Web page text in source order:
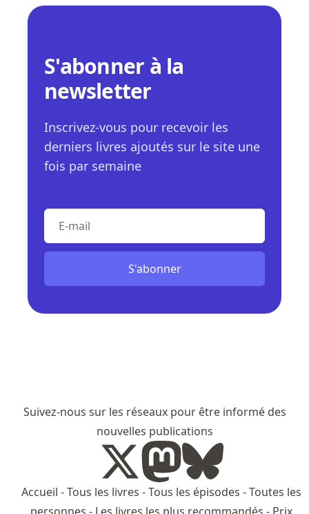
S'abonner à la
newsletter
Inscrivez-vous pour recevoir les
derniers livres ajoutés sur le site une
fois par semaine
E-mail
S'abonner
Suivez-nous sur les réseaux pour être informé des
nouvelles publications
Accueil -Tous les livres -Tous les épisodes -Toutes les
personnes - Les livres les plus recommandés - Prix